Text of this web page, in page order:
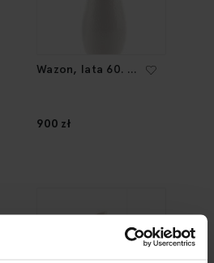
Wazon, lata 60. XX
900 zł